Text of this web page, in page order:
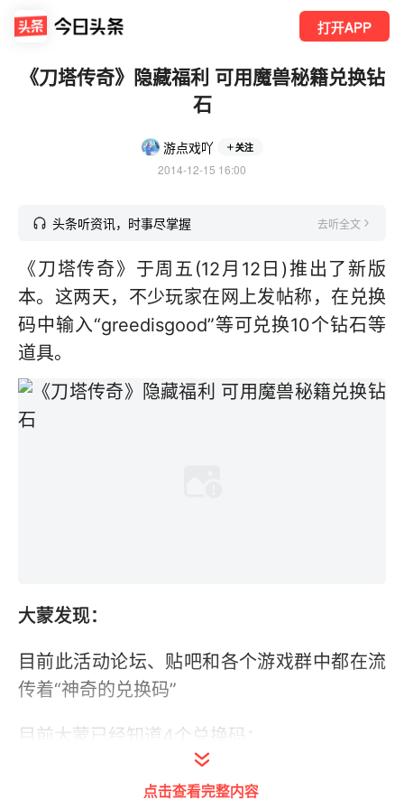
打开APP
《刀塔传奇》隐藏福利 可用魔兽秘籍兑换钻
石
游点戏吖 关注
2014-12-15 16:00
头条听资讯，时事尽掌握 去听全文
《刀塔传奇》于周五(12月12日)推出了新版
本。这两天，不少玩家在网上发帖称，在兑换
码中输入“greedisgood”等可兑换10个钻石等
道具。
大蒙发现：
目前此活动论坛、贴吧和各个游戏群中都在流
传着“神奇的兑换码”
目前大蒙已经知道4个兑换码：
输入“greedisgood”，兑换了10个钻石；
点击查看完整内容